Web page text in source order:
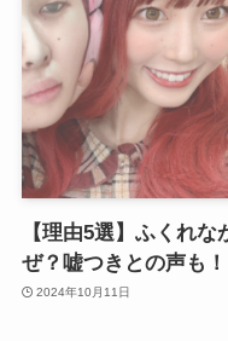
【理由5選】ふくれ
ぜ？嘘つきとの声も！
2024年10月11日